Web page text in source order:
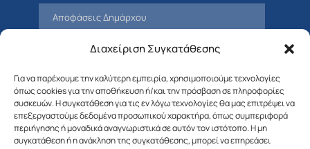
Διαχείριση Συγκατάθεσης
Για να παρέχουμε την καλύτερη εμπειρία, χρησιμοποιούμε τεχνολογίες
όπως cookies για την αποθήκευση ή/και την πρόσβαση σε πληροφορίες
συσκευών. Η συγκατάθεση για τις εν λόγω τεχνολογίες θα μας επιτρέψει να
επεξεργαστούμε δεδομένα προσωπικού χαρακτήρα, όπως συμπεριφορά
περιήγησης ή μοναδικά αναγνωριστικά σε αυτόν τον ιστότοπο. Η μη
συγκατάθεση ή η ανάκληση της συγκατάθεσης, μπορεί να επηρεάσει
Αποφάσεις Δημάρχου
Προσκλήσεις – Αποφάσεις Δημοτικού
Δελτία Τύπου – Νέα – Ανακοινώσεις
Δημοτική Επιτροπή
Διαβουλεύσεις